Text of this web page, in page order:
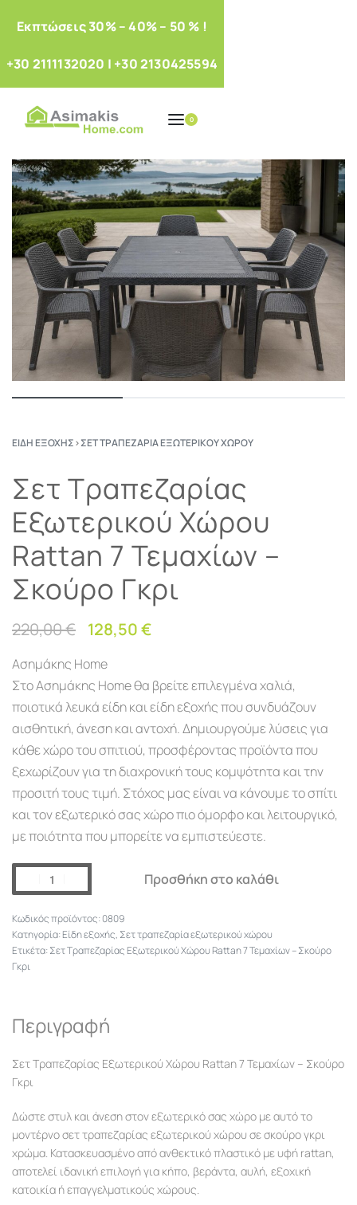
Eκπτώσεις 30% – 40% – 50 % !
+30 2111132020 | +30 2130425594
0
ΕΊΔΗ ΕΞΟΧΉΣ›ΣΕΤ ΤΡΑΠΕΖΑΡΊΑ ΕΞΩΤΕΡΙΚΟΎ ΧΏΡΟΥ
Σετ Τραπεζαρίας
Εξωτερικού Χώρου
Rattan 7 Τεμαχίων –
Σκούρο Γκρι
220,00€ 128,50€
Ασημάκης Home
Στο Ασημάκης Home θα βρείτε επιλεγμένα χαλιά,
ποιοτικά λευκά είδη και είδη εξοχής που συνδυάζουν
αισθητική, άνεση και αντοχή. Δημιουργούμε λύσεις για
κάθε χώρο του σπιτιού, προσφέροντας προϊόντα που
ξεχωρίζουν για τη διαχρονική τους κομψότητα και την
προσιτή τους τιμή. Στόχος μας είναι να κάνουμε το σπίτι
και τον εξωτερικό σας χώρο πιο όμορφο και λειτουργικό,
με ποιότητα που μπορείτε να εμπιστεύεστε.
Προσθήκη στο καλάθι
0809
Κατηγορία:Είδη εξοχής, Σετ τραπεζαρία εξωτερικού χώρου
Ετικέτα:Σετ Τραπεζαρίας Εξωτερικού Χώρου Rattan 7 Τεμαχίων – Σκούρο
Γκρι
Περιγραφή
Σετ Τραπεζαρίας Εξωτερικού Χώρου Rattan 7 Τεμαχίων – Σκούρο
Γκρι
Δώστε στυλ και άνεση στον εξωτερικό σας χώρο με αυτό το
μοντέρνο σετ τραπεζαρίας εξωτερικού χώρου σε σκούρο γκρι
χρώμα. Κατασκευασμένο από ανθεκτικό πλαστικό με υφή rattan,
αποτελεί ιδανική επιλογή για κήπο, βεράντα, αυλή, εξοχική
κατοικία ή επαγγελματικούς χώρους.